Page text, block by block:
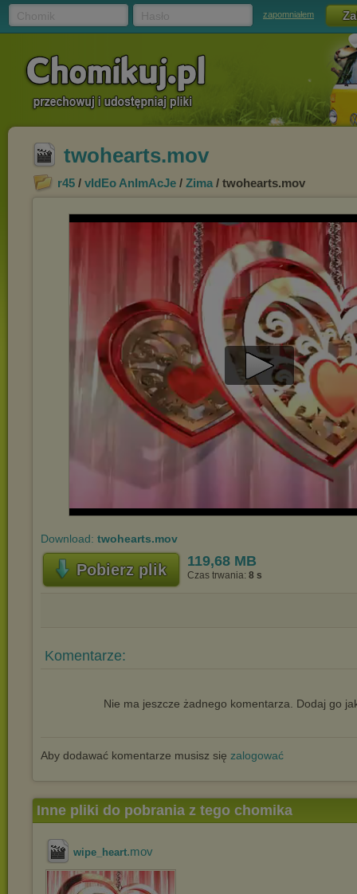
zapomniałem
twohearts.mov
r45 / vIdEo AnImAcJe / Zima / twohearts.mov
Play
Video
Download: twohearts.mov
Pobierz plik 119,68 MB
Czas trwania: 8 s
Komentarze:
Nie ma jeszcze żadnego komentarza. Dodaj go
Aby dodawać komentarze musisz się zalogować
Inne pliki do pobrania z tego chomika
wipe_heart.mov